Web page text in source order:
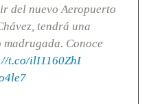
del nuevo Aeropuerto
tendrá una
Conoce
t.co/ilI1160ZhI